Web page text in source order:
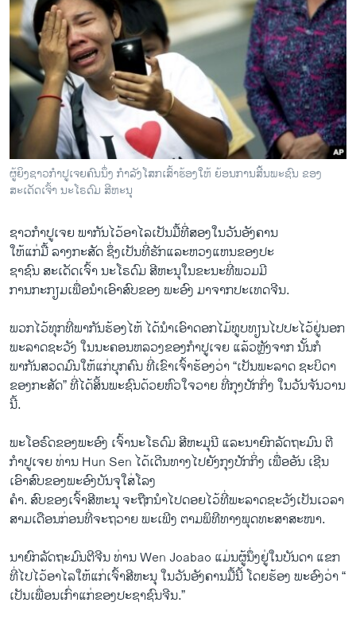
ອິດສະຫຼະພາບດ້ານການຂ່າວ
ຊີວິດຊາວລາວ
ຊຸມຊົນຊາວລາວ
ວິທະຍາສາດ-ເທັກໂນໂລຈີ
ທຸລະກິດ
ພາສາອັງກິດ
ວີດີໂອ
ລາຍການກະຈາຍສຽງ
ລາຍງານ
ຕິດຕາມພວກເຮົາ ທີ່
ພາສາຕ່າງໆ
ຜູ້ຍິງຊາວກໍາປູເຈຍຄົນນຶ່ງ ກໍາລັງໂສກເສົ້າຮ້ອງໃຫ້ ຍ້ອນການສີ້ນພະຊົນ ຂອງ
ສະເດັດເຈົ້າ ນະໂຣດົມ ສີຫະນຸ
ຊາວ​ກໍາປູ​ເຈຍ ພາກັນ​ໄວ້ອາ​ໄລເປັນ​ມື້​ທີ່​ສອງໃນ​ວັນ​ອັງຄານ ​
ໃຫ້ແກ່ມື້ ລາງກະສັດ ຊຶ່ງ​ເປັນ​ທີ່​ຮັກ​ແລະ​ຫວງ​ແຫນ​ຂອງ​ປະ
ຊາຊົນ​ ສະ​ເດັດ​ເຈົ້າ​ ​ນະໂຣດົມ ສີຫະນຸໃນ​ຂະນະ​ທີ່​ພວມ​ມີ​
ການ​ກະກຽມ​ເພື່ອ​ນໍາ​ເອົາສົບ​ຂອງ ພະ​ອົງ ມາ​ຈາກປະ​ເທດ​ຈີນ.
​ພວກໄວ້​ທຸກທີ່​ພາກັນຮ້ອງໄຫ້ ​ໄດ້ນໍາ​ເອົາ​ດອ​ກ​ໄມ້ທູບ​ທຽນ​ໄປປະ​ໄວ້ຢູ່​ນອກ​
ພະລາດ​ຊະ​ວັງ ​ໃນ​ນະຄອນຫລວງ​ຂອງ​ກໍາປູ​ເຈຍ ​ແລ້ວຫຼັງຈາກ ນັ້ນກໍ​
ພາກັນສວດ​ມົນ​ໃຫ້​ແກ່​ບຸກຄົນ ທີ່​ເຂົາ​ເຈົ້າ​ຮ້ອງ​ວ່າ “​ເປັນພະລາດ ຊະ​ບິດາ
ຂອງກະສັດ” ທີ່​ໄດ້​ສິ້​ນພະ​ຊົນ​ດ້ວຍ​ຫົວໃຈ​ວາຍ ທີ່​ກຸງ​ປັກ​ກິ່ງ ​ໃນ​ວັນ​ຈັນ​ວານ​
ນີ້.
ພະ​ໂອ​ຣົດຂອງ​ພະ​ອົງ ​ເຈົ້ານະ​ໂຣດົມ ສີ​ຫະ​ມຸນີ ​ແລະ​ນາຍົກລັດຖະມົນ ຕີ
ກຳປູ​ເຈຍ ທ່ານ Hun Sen ​ໄດ້​ເດີນທາງ​ໄປ​ຍັງກຸງ​ປັກກິ່ງ ​ເພື່ອ​ອັນ ​ເຊີນ
ເອົາ​ສົບຂອງ​ພະ​ອົງ​ບັນຈຸ​ໃສ່​ໂລງ
ຄຳ​. ສົບຂອງ​ເຈົ້າສີຫະ​ນຸ ​ຈະ​ຖືກ​ນຳໄປດ​ອຍ​ໄວ້​ທີ່ພະລາດ​ຊະ​ວັງເປັນ​ເວລາ​
ສາມ​ເດືອນ​ກ່ອນ​ທີ່​ຈະ​ຖວາຍ​ ພະເພີງ ຕາມພິທີ​ທາ​ງພຸດທະສາສະໜາ​.
ນາ​ຍົກ​ລັດຖະມົນຕີຈີນ ທ່ານ Wen Joabao ແມ່ນ​ຜູ້​ນຶ່ງ​ຢູ່​ໃນ​ບັນດາ​ ​ແຂກ​
ທີ່​ໄປ​ໄວ້ອາ​ໄລໃຫ້ແກ່​ເຈົ້າສີ​ຫະ​ນຸ ​ໃນ​ວັນ​ອັງຄານມື້ນີ້ ​ໂດຍ​ຮ້ອງ ​ພະ​ອົງວ່າ “​
ເປັນ​ເພື່ອນ​ເກົ່າ​ແກ່ຂອງ​ປະຊາ​ຊົນຈີນ.”